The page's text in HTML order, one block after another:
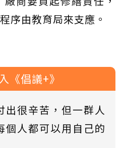
序由教育局來支應。
倡議+》
出很辛苦，但一群人
個人都可以用自己的